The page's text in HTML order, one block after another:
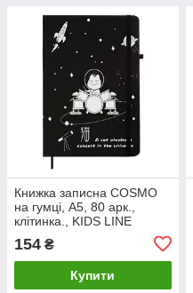
Книжка записна COSMO
на гумці, А5, 80 арк.,
клітинка., KIDS LINE
154 ₴
Купити